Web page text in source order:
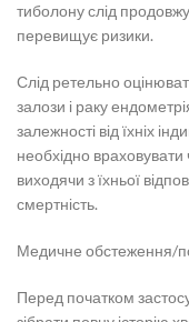
тиболону слід
перевищує ризики.
Слід ретельно
залози і раку
залежності від їхніх
необхідно
виходячи з їхньої
смертність.
Медичне обстеження/
Перед початком